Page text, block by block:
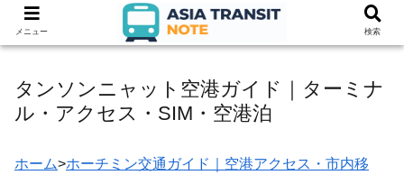
タンソンニャット空港ガイド｜ターミナ
ル・アクセス・SIM・空港泊
ホーム>ホーチミン交通ガイド｜空港アクセス・市内移
メニュー 検索